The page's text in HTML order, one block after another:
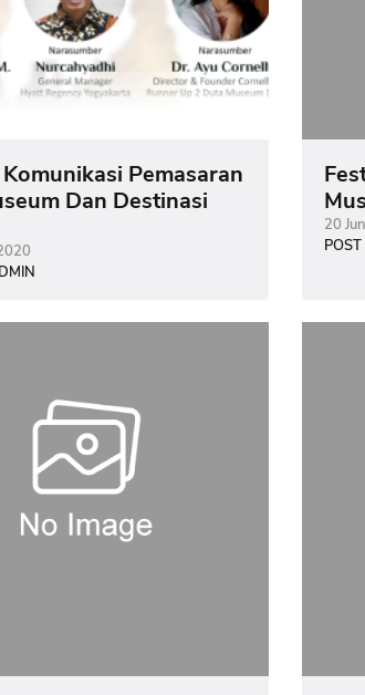
Pemasaran
Dan Destinasi
20